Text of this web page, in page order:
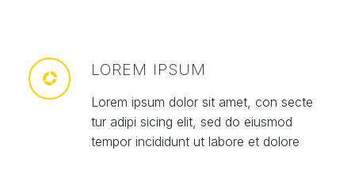
LOREM IPSUM
Lorem ipsum dolor sit amet, con secte
tur adipi sicing elit, sed do eiusmod
tempor incididunt ut labore et dolore